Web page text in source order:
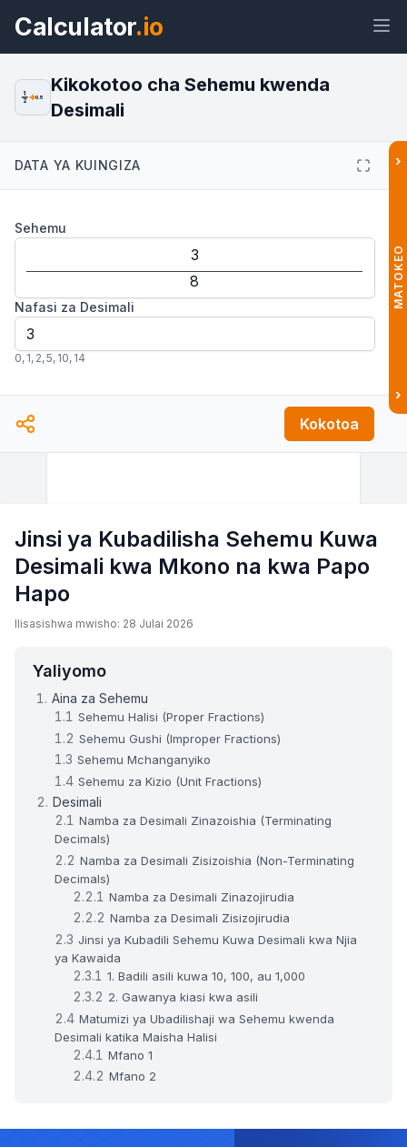
Calculator.io
Wijeti
1
2
0.5
Kikokotoo cha Sehemu kwenda
Desimali
DATA YA KUINGIZA
Sehemu
Nafasi za Desimali
0, 1, 2,5, 10, 14
Kokotoa
›
MATOKEO
›
Jinsi ya Kubadilisha Sehemu Kuwa
Desimali kwa Mkono na kwa Papo
Hapo
Ilisasishwa mwisho: 28 Julai 2026
Yaliyomo
Aina za Sehemu
Sehemu Halisi (Proper Fractions)
Sehemu Gushi (Improper Fractions)
Sehemu Mchanganyiko
Sehemu za Kizio (Unit Fractions)
Desimali
Namba za Desimali Zinazoishia (Terminating
Decimals)
Namba za Desimali Zisizoishia (Non-Terminating
Decimals)
Namba za Desimali Zinazojirudia
Namba za Desimali Zisizojirudia
Jinsi ya Kubadili Sehemu Kuwa Desimali kwa Njia
ya Kawaida
1. Badili asili kuwa 10, 100, au 1,000
2. Gawanya kiasi kwa asili
Matumizi ya Ubadilishaji wa Sehemu kwenda
Desimali katika Maisha Halisi
Mfano 1
Mfano 2